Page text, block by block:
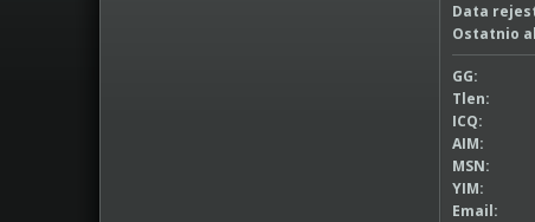
Data
Ostatnio
GG:
Tlen:
ICQ:
AIM:
MSN:
YIM:
Email: